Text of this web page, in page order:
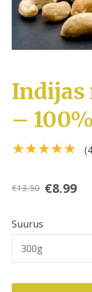
Indijas
–
★★★★★
€13.50 €8.99
Suurus